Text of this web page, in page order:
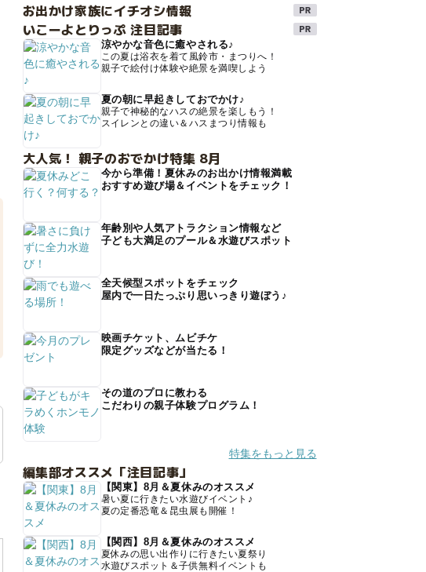
お出かけ家族にイチオシ情報
いこーよとりっぷ 注目記事
涼やかな音色に癒やされる♪
この夏は浴衣を着て風鈴市・まつりへ！
親子で絵付け体験や絶景を満喫しよう
夏の朝に早起きしておでかけ♪
親子で神秘的なハスの絶景を楽しもう！
スイレンとの違い＆ハスまつり情報も
大人気！ 親子のおでかけ特集 8月
今から準備！夏休みのお出かけ情報満載
おすすめ遊び場＆イベントをチェック！
年齢別や人気アトラクション情報など
子ども大満足のプール＆水遊びスポット
全天候型スポットをチェック
屋内で一日たっぷり思いっきり遊ぼう♪
映画チケット、ムビチケ
限定グッズなどが当たる！
その道のプロに教わる
こだわりの親子体験プログラム！
特集をもっと見る
編集部オススメ「注目記事」
【関東】8月＆夏休みのオススメ
暑い夏に行きたい水遊びイベント♪
夏の定番恐竜＆昆虫展も開催！
【関西】8月＆夏休みのオススメ
夏休みの思い出作りに行きたい夏祭り
水遊びスポット＆子供無料イベントも